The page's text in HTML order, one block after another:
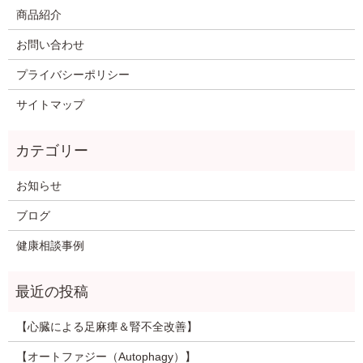
商品紹介
お問い合わせ
プライバシーポリシー
サイトマップ
お知らせ
ブログ
健康相談事例
【心臓による足麻痺＆腎不全改善】
【オートファジー（Autophagy）】